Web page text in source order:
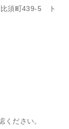
町439-5 ト
ください。